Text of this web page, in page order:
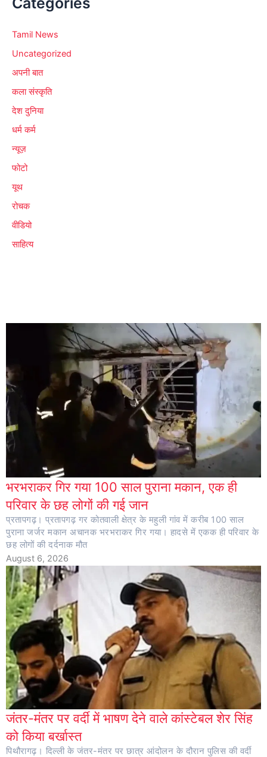
Tamil News
Uncategorized
अपनी बात
कला संस्कृति
देश दुनिया
धर्म कर्म
न्यूज़
फोटो
यूथ
रोचक
वीडियो
साहित्य
भरभराकर गिर गया 100 साल पुराना मकान, एक ही
परिवार के छह लोगों की गई जान
प्रतापगढ़। प्रतापगढ़ गर कोतवाली क्षेत्र के महुली गांव में करीब 100 साल
पुराना जर्जर मकान अचानक भरभराकर गिर गया। हादसे में एकक ही परिवार के
छह लोगों की दर्दनाक मौत
August 6, 2026
जंतर-मंतर पर वर्दी में भाषण देने वाले कांस्टेबल शेर सिंह
को किया बर्खास्त
पिथौरागढ़। दिल्ली के जंतर-मंतर पर छात्र आंदोलन के दौरान पुलिस की वर्दी